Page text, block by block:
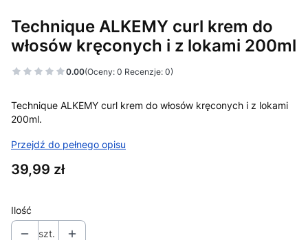
Technique ALKEMY curl krem do
włosów kręconych i z lokami 200ml
0.00(Oceny: 0 Recenzje: 0)
Technique ALKEMY curl krem do włosów kręconych i z lokami
200ml.
Przejdź do pełnego opisu
Cena
39,99 zł
Ilość
szt.